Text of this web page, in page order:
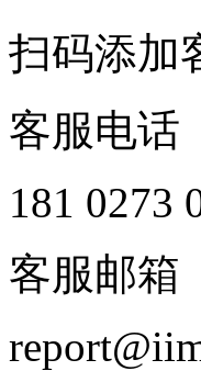
扫码添加
客服电话
181 0273
客服邮箱